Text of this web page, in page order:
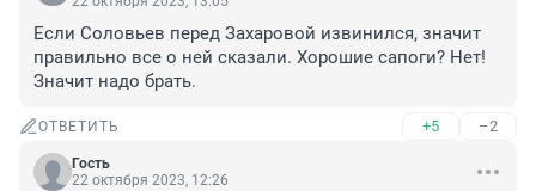
Если Соловьев перед Захаровой извинился, значит
правильно все о ней сказали. Хорошие сапоги? Нет!
Значит надо брать.
ОТВЕТИТЬ +5 –2
Гость
22 октября 2023, 12:26